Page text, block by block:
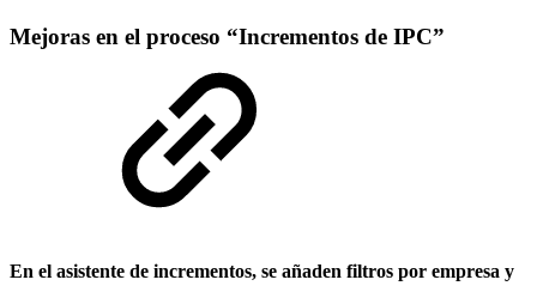
Mejoras en el proceso “Incrementos de IPC”
En el asistente de incrementos, se añaden filtros por empresa y